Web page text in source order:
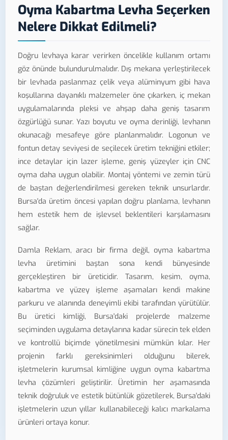
Oyma Kabartma Levha Seçerken
Nelere Dikkat Edilmeli?
Doğru levhaya karar verirken öncelikle kullanım ortamı
göz önünde bulundurulmalıdır. Dış mekana yerleştirilecek
bir levhada paslanmaz çelik veya alüminyum gibi hava
koşullarına dayanıklı malzemeler öne çıkarken, iç mekan
uygulamalarında pleksi ve ahşap daha geniş tasarım
özgürlüğü sunar. Yazı boyutu ve oyma derinliği, levhanın
okunacağı mesafeye göre planlanmalıdır. Logonun ve
fontun detay seviyesi de seçilecek üretim tekniğini etkiler;
ince detaylar için lazer işleme, geniş yüzeyler için CNC
oyma daha uygun olabilir. Montaj yöntemi ve zemin türü
de baştan değerlendirilmesi gereken teknik unsurlardır.
Bursa'da üretim öncesi yapılan doğru planlama, levhanın
hem estetik hem de işlevsel beklentileri karşılamasını
sağlar.
Damla Reklam, aracı bir firma değil, oyma kabartma
levha üretimini baştan sona kendi bünyesinde
gerçekleştiren bir üreticidir. Tasarım, kesim, oyma,
kabartma ve yüzey işleme aşamaları kendi makine
parkuru ve alanında deneyimli ekibi tarafından yürütülür.
Bu üretici kimliği, Bursa'daki projelerde malzeme
seçiminden uygulama detaylarına kadar sürecin tek elden
ve kontrollü biçimde yönetilmesini mümkün kılar. Her
projenin farklı gereksinimleri olduğunu bilerek,
işletmelerin kurumsal kimliğine uygun oyma kabartma
levha çözümleri geliştirilir. Üretimin her aşamasında
teknik doğruluk ve estetik bütünlük gözetilerek, Bursa'daki
işletmelerin uzun yıllar kullanabileceği kalıcı markalama
ürünleri ortaya konur.